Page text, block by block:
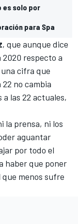
es solo por
para Spa
, que aunque dice
respecto a
una cifra que
22 no cambia
a las 22 actuales,
la prensa, ni los
aguantar
por todo el
haber que poner
menos sufre